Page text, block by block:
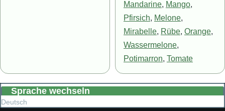
Mandarine, Mango,
Pfirsich, Melone,
Mirabelle, Rübe, Orange,
Wassermelone,
Potimarron, Tomate
Sprache wechseln
Deutsch